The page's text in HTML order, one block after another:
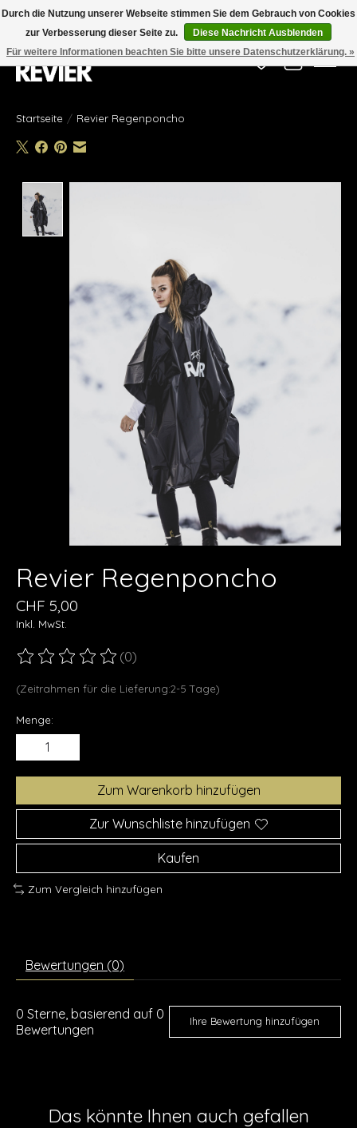
Wunschzettel
Ihr
Startseite / Revier Regenponcho
Revier Regenponcho
CHF 5,00
Inkl. MwSt.
Die Bewertung dieses Produkts ist
(0)
(Zeitrahmen für die Lieferung:2-5 Tage)
Menge:
Zum Warenkorb hinzufügen
Zur Wunschliste hinzufügen
Kaufen
Zum Vergleich hinzufügen
Bewertungen (0)
0 Sterne, basierend auf 0
Bewertungen
Ihre Bewertung hinzufügen
Das könnte Ihnen auch gefallen
Durch die Nutzung unserer Webseite stimmen Sie dem Gebrauch von Cookies
zur Verbesserung dieser Seite zu.
Diese Nachricht Ausblenden
Für weitere Informationen beachten Sie bitte unsere Datenschutzerklärung. »